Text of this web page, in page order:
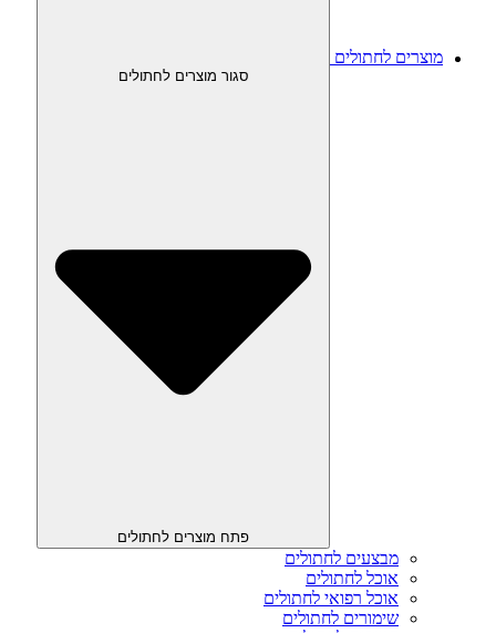
מוצרים לחתולים
סגור מוצרים לחתולים
פתח מוצרים לחתולים
מבצעים לחתולים
אוכל לחתולים
אוכל רפואי לחתולים
שימורים לחתולים